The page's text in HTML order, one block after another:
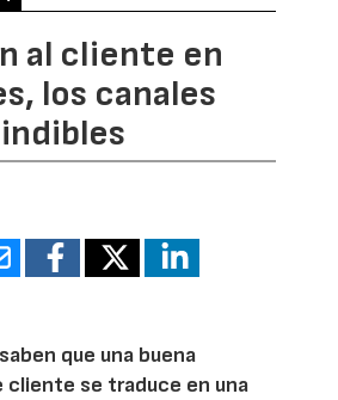
al cliente en
los canales
que una buena
cliente se traduce en una